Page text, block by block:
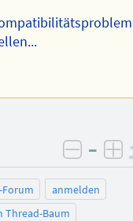
–
Forum
anmelden
Thread-Baum